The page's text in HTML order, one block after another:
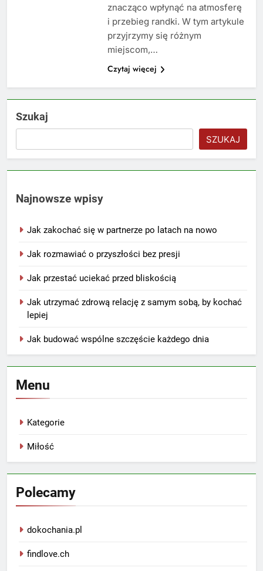
znacząco wpłynąć na atmosferę
i przebieg randki. W tym artykule
przyjrzymy się różnym
miejscom,…
Czytaj więcej
Szukaj
SZUKAJ
Najnowsze wpisy
Jak zakochać się w partnerze po latach na nowo
Jak rozmawiać o przyszłości bez presji
Jak przestać uciekać przed bliskością
Jak utrzymać zdrową relację z samym sobą, by kochać
lepiej
Jak budować wspólne szczęście każdego dnia
Menu
Kategorie
Miłość
Polecamy
dokochania.pl
findlove.ch